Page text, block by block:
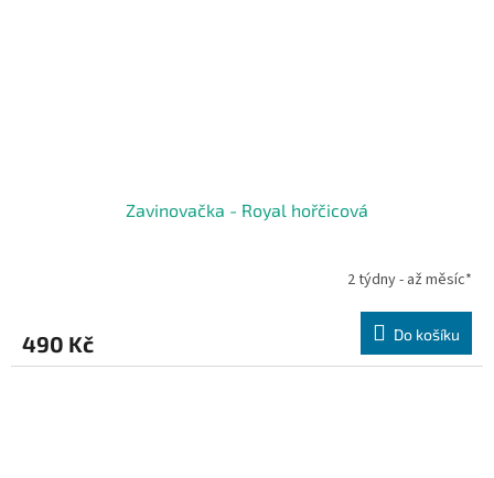
Zavinovačka - Royal hořčicová
2 týdny - až měsíc*
490 Kč Do košíku